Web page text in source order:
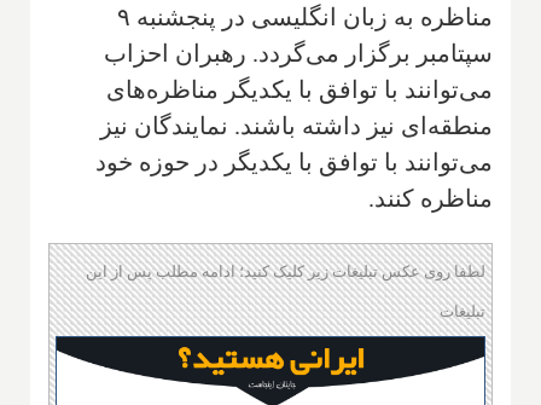
مناظره به زبان انگلیسی در پنجشنبه ۹
سپتامبر برگزار می‌گردد. رهبران احزاب
می‌توانند با توافق با یکدیگر مناظره‌های
منطقه‌ای نیز داشته باشند. نمایندگان نیز
می‌توانند با توافق با یکدیگر در حوزه خود
مناظره کنند.
لطفا روی عکس تبلیغات زیر کلیک کنید؛ ادامه مطلب پس از این
تبلیغات